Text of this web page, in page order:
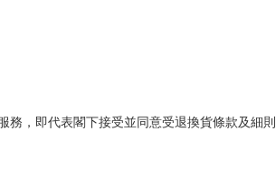
，即代表閣下接受並同意受退換貨條款及細則